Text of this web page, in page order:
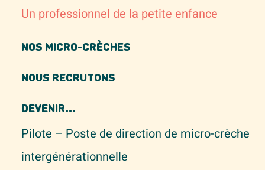
Un professionnel de la petite enfance
NOS MICRO-CRÈCHES
NOUS RECRUTONS
DEVENIR...
Pilote – Poste de direction de micro-crèche
intergénérationnelle